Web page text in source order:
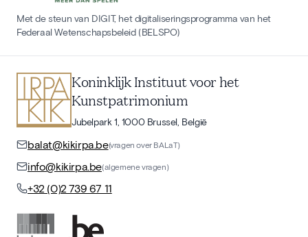
Met de steun van DIGIT, het digitaliseringsprogramma van het
Federaal Wetenschapsbeleid (BELSPO)
Koninklijk Instituut voor het
Kunstpatrimonium
Jubelpark 1, 1000 Brussel, België
balat@kikirpa.be(vragen over BALaT)
info@kikirpa.be(algemene vragen)
+32 (0)2 739 67 11